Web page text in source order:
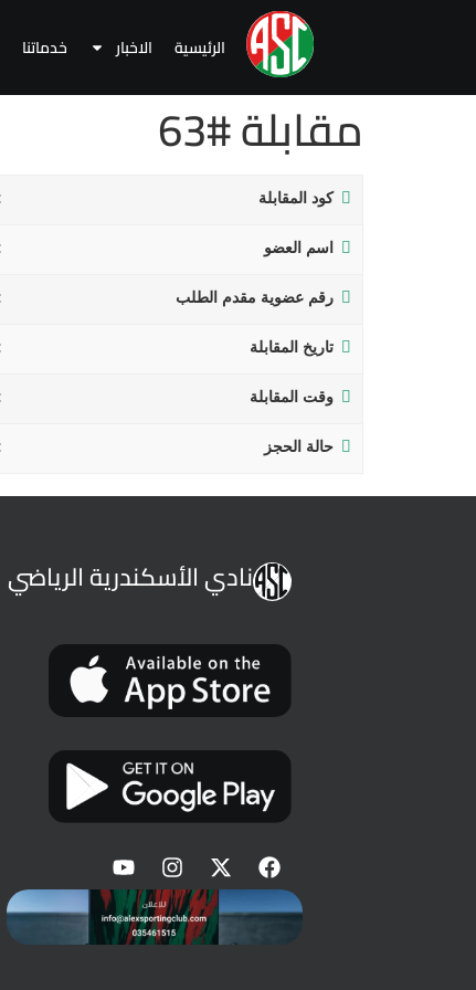
الرئيسية الاخبار خدماتنا
مقابلة #63
كود المقابلة
اسم العضو
رقم عضوية مقدم الطلب
تاريخ المقابلة
وقت المقابلة
حالة الحجز
نادي الأسكندرية الرياضي